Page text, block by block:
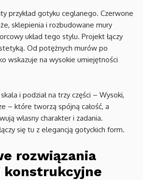
przykład gotyku ceglanego. Czerwone
sklepienia i rozbudowane mury
układ tego stylu. Projekt łączy
Od potężnych murów po
wskazuje na wysokie umiejętności
i podział na trzy części – Wysoki,
– które tworzą spójną całość, a
własny charakter i zadania.
się tu z elegancją gotyckich form.
rozwiązania
konstrukcyjne